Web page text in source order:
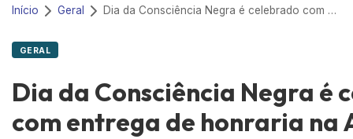
Início Geral Dia da Consciência Negra é celebrado com entrega de honraria na ALMS
GERAL
Dia da Consciência Negra é
com entrega de honraria na